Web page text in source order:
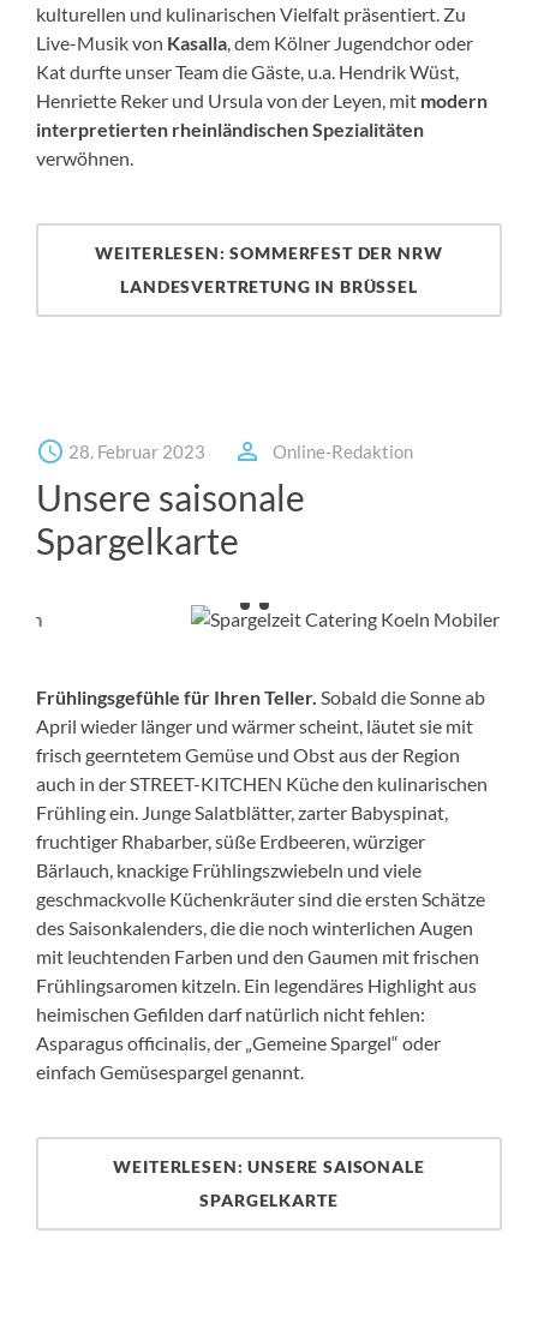
kulturellen und kulinarischen Vielfalt präsentiert. Zu
Live-Musik von Kasalla , dem Kölner Jugendchor oder
Kat durfte unser Team die Gäste, u.a. Hendrik Wüst,
Henriette Reker und Ursula von der Leyen, mit modern
interpretierten rheinländischen Spezialitäten
verwöhnen.
WEITERLESEN: SOMMERFEST DER NRW
LANDESVERTRETUNG IN BRÜSSEL
28. Februar 2023 Online-Redaktion
Unsere saisonale
Spargelkarte
Frühlingsgefühle für Ihren Teller. Sobald die Sonne ab
April wieder länger und wärmer scheint, läutet sie mit
frisch geerntetem Gemüse und Obst aus der Region
auch in der STREET-KITCHEN Küche den kulinarischen
Frühling ein. Junge Salatblätter, zarter Babyspinat,
fruchtiger Rhabarber, süße Erdbeeren, würziger
Bärlauch, knackige Frühlingszwiebeln und viele
geschmackvolle Küchenkräuter sind die ersten Schätze
des Saisonkalenders, die die noch winterlichen Augen
mit leuchtenden Farben und den Gaumen mit frischen
Frühlingsaromen kitzeln. Ein legendäres Highlight aus
heimischen Gefilden darf natürlich nicht fehlen:
Asparagus officinalis, der „Gemeine Spargel“ oder
einfach Gemüsespargel genannt.
WEITERLESEN: UNSERE SAISONALE
SPARGELKARTE